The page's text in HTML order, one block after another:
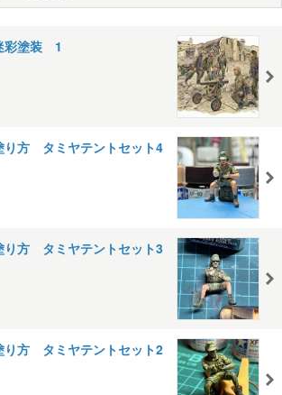
彩塗装 1
り方 タミヤテントセット4
り方 タミヤテントセット3
り方 タミヤテントセット2